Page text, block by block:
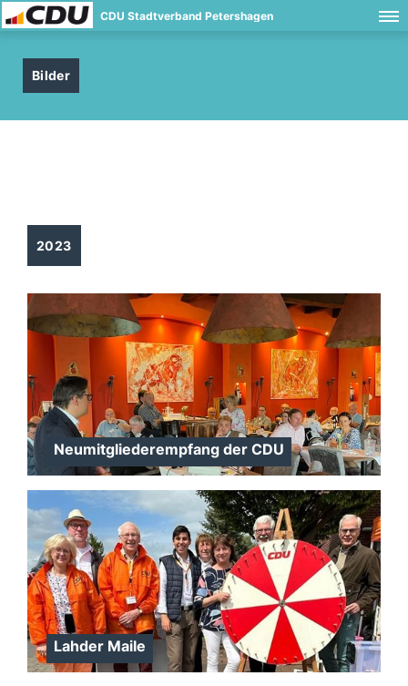
CDU Stadtverband Petershagen
Bilder
2023
Neumitgliederempfang der CDU
Lahder Maile